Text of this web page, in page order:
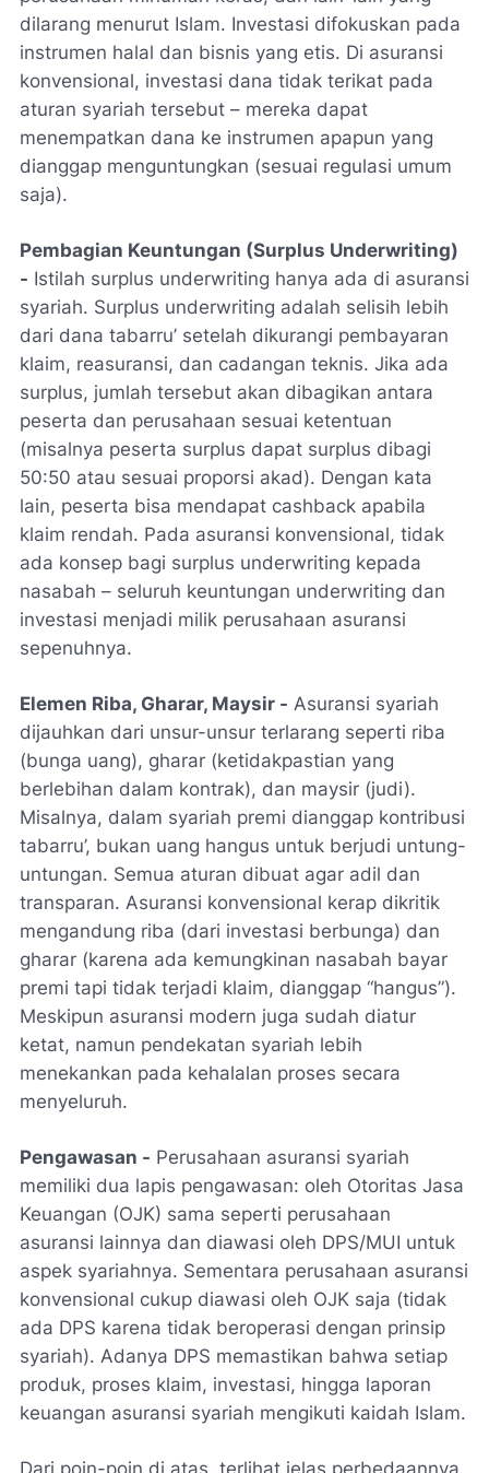
dilarang menurut Islam. Investasi difokuskan pada
instrumen halal dan bisnis yang etis. Di asuransi
konvensional, investasi dana tidak terikat pada
aturan syariah tersebut – mereka dapat
menempatkan dana ke instrumen apapun yang
dianggap menguntungkan (sesuai regulasi umum
saja).
Pembagian Keuntungan (Surplus Underwriting)
- Istilah surplus underwriting hanya ada di asuransi
syariah. Surplus underwriting adalah selisih lebih
dari dana tabarru’ setelah dikurangi pembayaran
klaim, reasuransi, dan cadangan teknis. Jika ada
surplus, jumlah tersebut akan dibagikan antara
peserta dan perusahaan sesuai ketentuan
(misalnya peserta surplus dapat surplus dibagi
50:50 atau sesuai proporsi akad). Dengan kata
lain, peserta bisa mendapat cashback apabila
klaim rendah. Pada asuransi konvensional, tidak
ada konsep bagi surplus underwriting kepada
nasabah – seluruh keuntungan underwriting dan
investasi menjadi milik perusahaan asuransi
sepenuhnya.
Elemen Riba, Gharar, Maysir - Asuransi syariah
dijauhkan dari unsur-unsur terlarang seperti riba
(bunga uang), gharar (ketidakpastian yang
berlebihan dalam kontrak), dan maysir (judi).
Misalnya, dalam syariah premi dianggap kontribusi
tabarru’, bukan uang hangus untuk berjudi untung-
untungan. Semua aturan dibuat agar adil dan
transparan. Asuransi konvensional kerap dikritik
mengandung riba (dari investasi berbunga) dan
gharar (karena ada kemungkinan nasabah bayar
premi tapi tidak terjadi klaim, dianggap “hangus”).
Meskipun asuransi modern juga sudah diatur
ketat, namun pendekatan syariah lebih
menekankan pada kehalalan proses secara
menyeluruh.
Pengawasan - Perusahaan asuransi syariah
memiliki dua lapis pengawasan: oleh Otoritas Jasa
Keuangan (OJK) sama seperti perusahaan
asuransi lainnya dan diawasi oleh DPS/MUI untuk
aspek syariahnya. Sementara perusahaan asuransi
konvensional cukup diawasi oleh OJK saja (tidak
ada DPS karena tidak beroperasi dengan prinsip
syariah). Adanya DPS memastikan bahwa setiap
produk, proses klaim, investasi, hingga laporan
keuangan asuransi syariah mengikuti kaidah Islam.
Dari poin-poin di atas, terlihat jelas perbedaannya.